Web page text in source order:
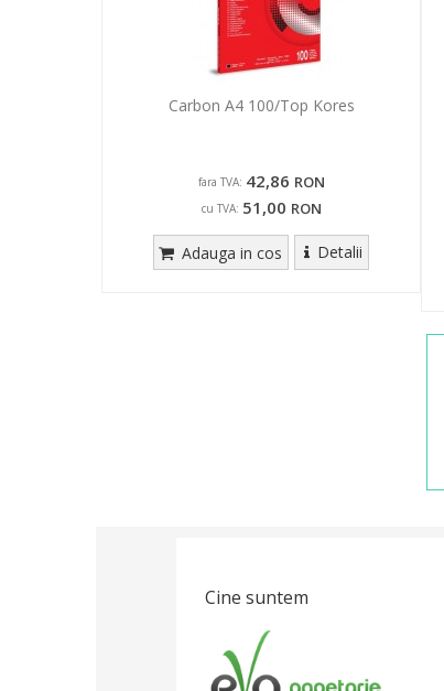
Carbon A4 100/Top Kores
fara TVA: 42,86 RON
cu TVA: 51,00 RON
Adauga in cos Detalii
Cine suntem